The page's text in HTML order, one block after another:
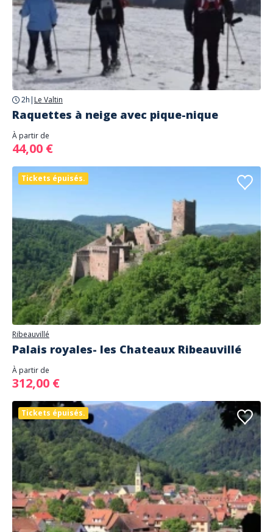
2h | Le Valtin
Raquettes à neige avec pique-nique
À partir de
44,00 €
Tickets épuisés.
Ribeauvillé
Palais royales- les Chateaux Ribeauvillé
À partir de
312,00 €
Tickets épuisés.